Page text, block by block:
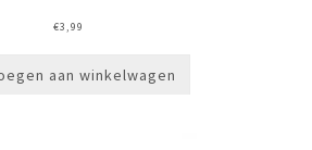
€3,99
aan winkelwagen